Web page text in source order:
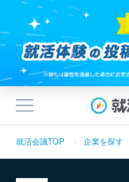
就活会議TOP 企業を探す